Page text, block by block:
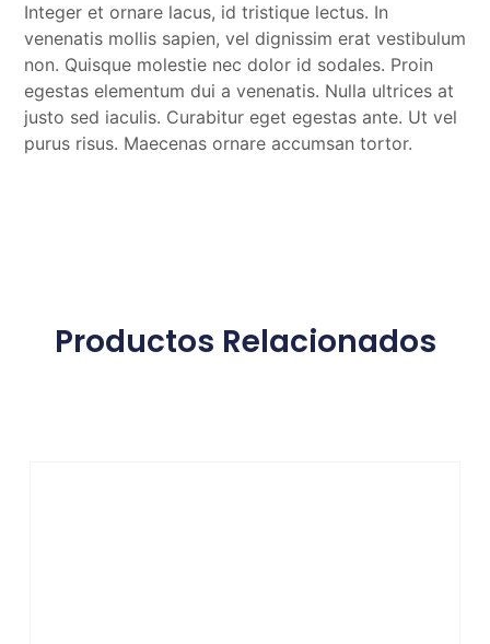
Integer et ornare lacus, id tristique lectus. In
venenatis mollis sapien, vel dignissim erat vestibulum
non. Quisque molestie nec dolor id sodales. Proin
egestas elementum dui a venenatis. Nulla ultrices at
justo sed iaculis. Curabitur eget egestas ante. Ut vel
purus risus. Maecenas ornare accumsan tortor.
Productos Relacionados